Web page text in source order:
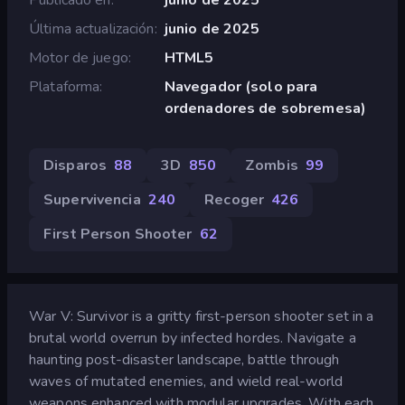
Última actualización
junio de 2025
Motor de juego
HTML5
Plataforma
Navegador (solo para
ordenadores de sobremesa)
Disparos 88 3D 850 Zombis 99
Supervivencia 240 Recoger 426
First Person Shooter 62
War V: Survivor is a gritty first-person shooter set in a
brutal world overrun by infected hordes. Navigate a
haunting post-disaster landscape, battle through
waves of mutated enemies, and wield real-world